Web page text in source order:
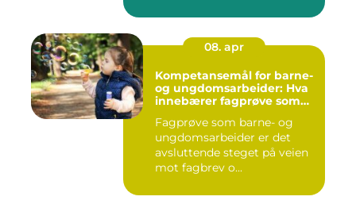
08. apr
Kompetansemål for barne-
og ungdomsarbeider: Hva
innebærer fagprøve som
ungdomsarbeider?
Fagprøve som barne- og
ungdomsarbeider er det
avsluttende steget på veien
mot fagbrev o...